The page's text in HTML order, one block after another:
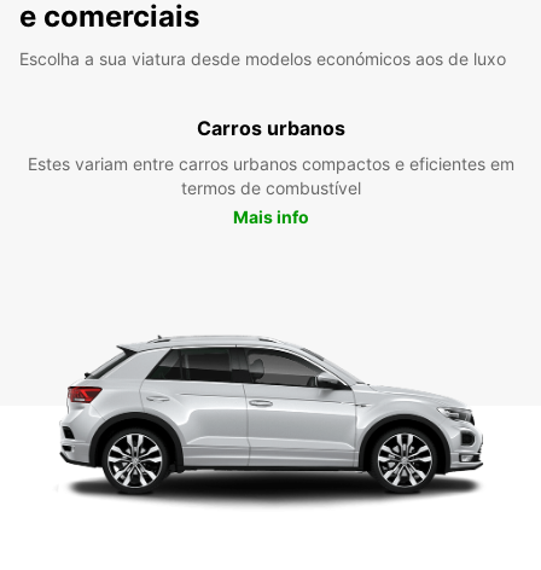
e comerciais
Escolha a sua viatura desde modelos económicos aos de luxo
Carros urbanos
Estes variam entre carros urbanos compactos e eficientes em
termos de combustível
Mais info